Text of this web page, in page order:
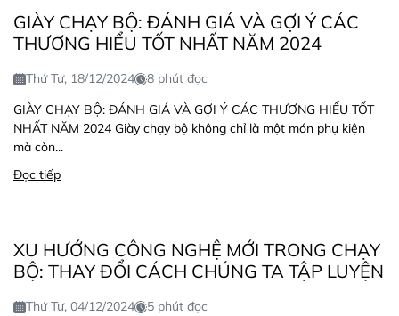
GIÀY CHẠY BỘ: ĐÁNH GIÁ VÀ GỢI Ý CÁC
THƯƠNG HIỂU TỐT NHẤT NĂM 2024
Thứ Tư, 18/12/2024
8 phút đọc
GIÀY CHẠY BỘ: ĐÁNH GIÁ VÀ GỢI Ý CÁC THƯƠNG HIỂU TỐT
NHẤT NĂM 2024 Giày chạy bộ không chỉ là một món phụ kiện
mà còn...
Đọc tiếp
XU HƯỚNG CÔNG NGHỆ MỚI TRONG CHẠY
BỘ: THAY ĐỔI CÁCH CHÚNG TA TẬP LUYỆN
Thứ Tư, 04/12/2024
5 phút đọc